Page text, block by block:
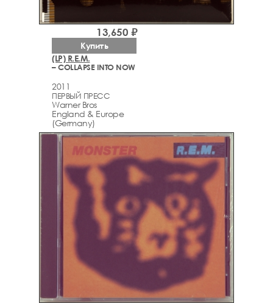
(LP) R.E.M.
– COLLAPSE INTO NOW
2011
ПЕРВЫЙ ПРЕСС
Warner Bros
England & Europe
(Germany)
13,650 ₽
Купить